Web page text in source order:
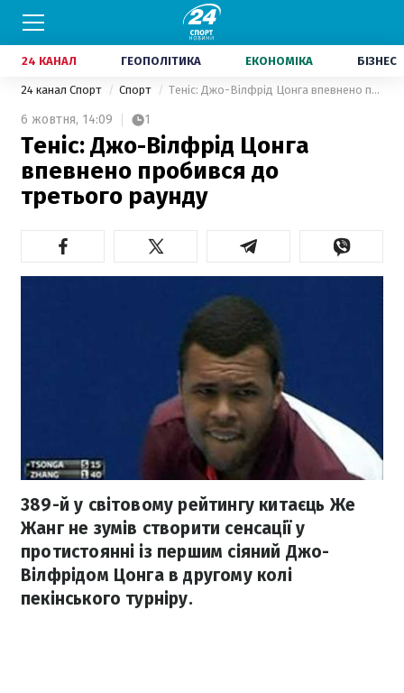
24 КАНАЛ ГЕОПОЛІТИКА ЕКОНОМІКА БІЗНЕС
24 канал Спорт Спорт Теніс: Джо-Вілфрід Цонга впевнено пробився до третього раунду
6 жовтня, 14:09 1
Теніс: Джо-Вілфрід Цонга
впевнено пробився до
третього раунду
389-й у світовому рейтингу китаєць Же
Жанг не зумів створити сенсації у
протистоянні із першим сіяний Джо-
Вілфрідом Цонга в другому колі
пекінського турніру.